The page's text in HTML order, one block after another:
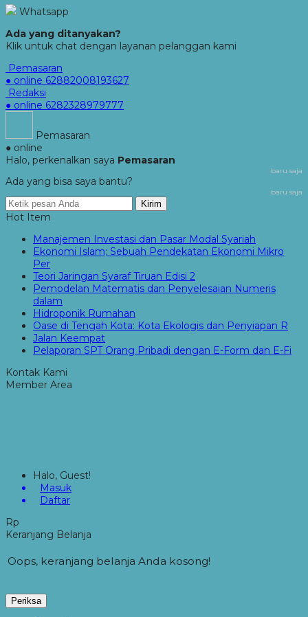
Whatsapp
Ada yang ditanyakan?
Klik untuk chat dengan layanan pelanggan kami
Pemasaran
● online 62882008193627
Redaksi
● online 6282328979777
Pemasaran
● online
Halo, perkenalkan saya Pemasaran
baru saja
Ada yang bisa saya bantu?
baru saja
Kirim
Hot Item
Manajemen Investasi dan Pasar Modal Syariah
Ekonomi Islam; Sebuah Pendekatan Ekonomi Mikro
Per
Teori Jaringan Syaraf Tiruan Edisi 2
Pemodelan Matematis dan Penyelesaian Numeris
dalam
Hidroponik Rumahan
Oase di Tengah Kota: Kota Ekologis dan Penyiapan R
Jalan Keempat
Pelaporan SPT Orang Pribadi dengan E-Form dan E-Fi
Kontak Kami
Member Area
Halo, Guest!
Masuk
Daftar
Rp
Keranjang Belanja
Oops, keranjang belanja Anda kosong!
Periksa